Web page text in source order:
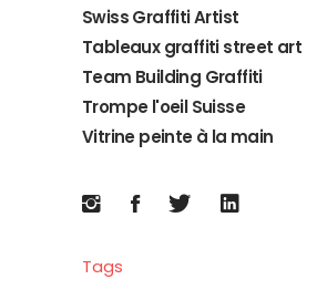
Swiss Graffiti Artist
Tableaux graffiti street art
Team Building Graffiti
Trompe l'oeil Suisse
Vitrine peinte à la main
Tags